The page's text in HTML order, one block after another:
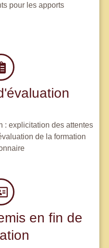
pour les apports
: explicitation des attentes
de la formation
en fin de